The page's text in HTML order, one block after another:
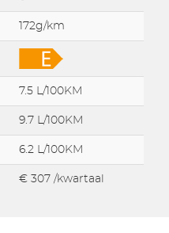
172g/km
7.5 L/100KM
9.7 L/100KM
6.2 L/100KM
€ 307 /kwartaal